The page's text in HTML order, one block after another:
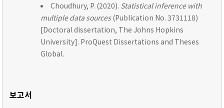
Choudhury, P. (2020). Statistical inference with
multiple data sources(Publication No. 3731118)
[Doctoral dissertation, The Johns Hopkins
University]. ProQuest Dissertations and Theses
Global.
보고서